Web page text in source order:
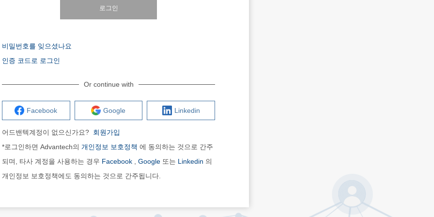
로그인
비밀번호를 잊으셨나요
인증 코드로 로그인
Or continue with
Facebook Google Linkedin
어드밴텍계정이 없으신가요? 회원가입
*로그인하면 Advantech의 개인정보 보호정책 에 동의하는 것으로 간주
되며, 타사 계정을 사용하는 경우 Facebook Google 또는 Linkedin 의
개인정보 보호정책에도 동의하는 것으로 간주됩니다.